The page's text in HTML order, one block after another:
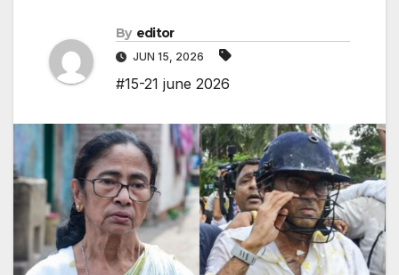
By editor
JUN 15, 2026
#15-21 june 2026